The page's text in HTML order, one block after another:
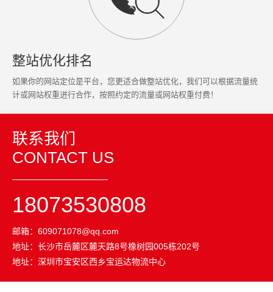
整站优化排名
如果你的网站定位是平台，您更适合做整站优化，我们可以根据流量统
计或网站权重进行合作，按照约定的流量或网站权重付费！
联系我们
CONTACT US
18073530808
邮箱： 609071078@qq.com
地址：长沙市岳麓区麓天路8号橡树园005栋202号
地址：深圳市宝安区西乡宝运达物流中心